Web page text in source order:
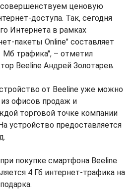
совершенствуем ценовую
доступа. Так, сегодня
Интернета в рамках
пакеты Online" составляет
Мб трафика", – отметил
Beeline Андрей Золотарев.
от Beeline уже можно
офисов продаж и
торговой точке компании
устройство предоставляется
покупке смартфона Beeline
4 Гб интернет-трафика на